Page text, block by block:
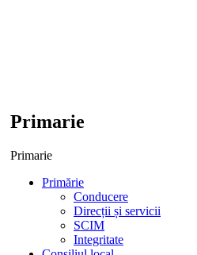
Primarie
Primarie
Primărie
Conducere
Direcții și servicii
SCIM
Integritate